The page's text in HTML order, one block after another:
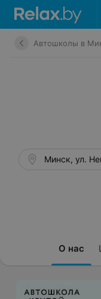
Автошколы в
О нас
Минск, ул.